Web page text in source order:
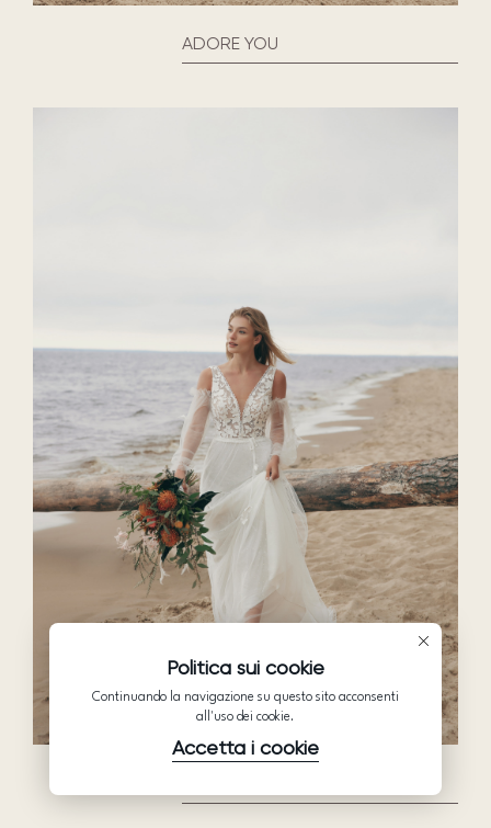
ADORE YOU
Politica sui cookie
Continuando la navigazione su questo sito acconsenti
all'uso dei cookie.
Accetta i cookie